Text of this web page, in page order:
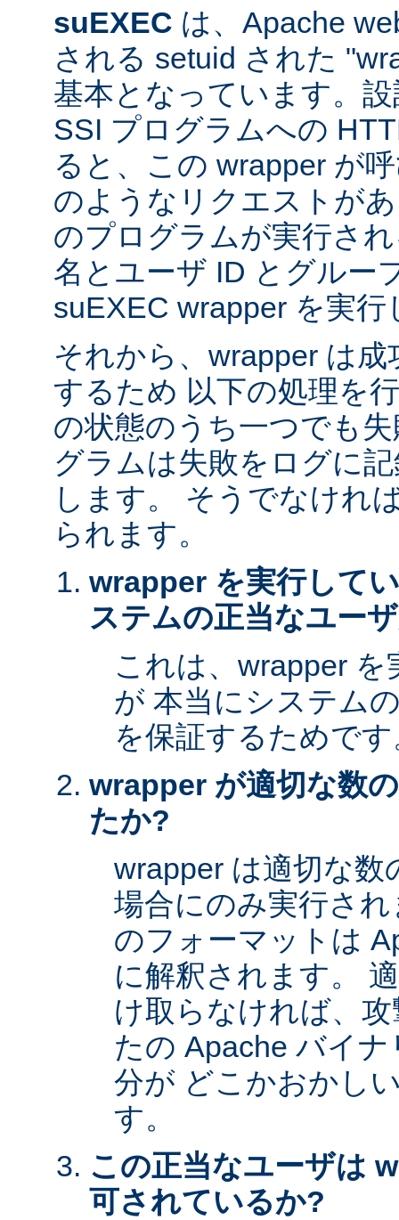
suEXEC は、Apache
される setuid された
基本となっています。
SSI プログラムへの
ると、この wrapper が
のようなリクエストが
のプログラムが実行さ
名とユーザ ID とグルー
suEXEC wrapper を実行
それから、wrapper は
するため 以下の処理を
の状態のうち一つでも
グラムは失敗をログに
します。 そうでなけれ
られます。
wrapper を実行して
ステムの正当なユー
これは、wrapper
が 本当にシステム
を保証するためで
wrapper が適切な数
たか?
wrapper は適切な
場合にのみ実行さ
のフォーマットは
に解釈されます。
け取らなければ、
たの Apache バイ
分が どこかおかし
す。
この正当なユーザは
可されているか?